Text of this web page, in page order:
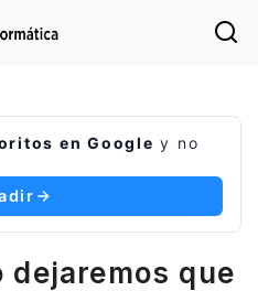
en Google y no
dejaremos que